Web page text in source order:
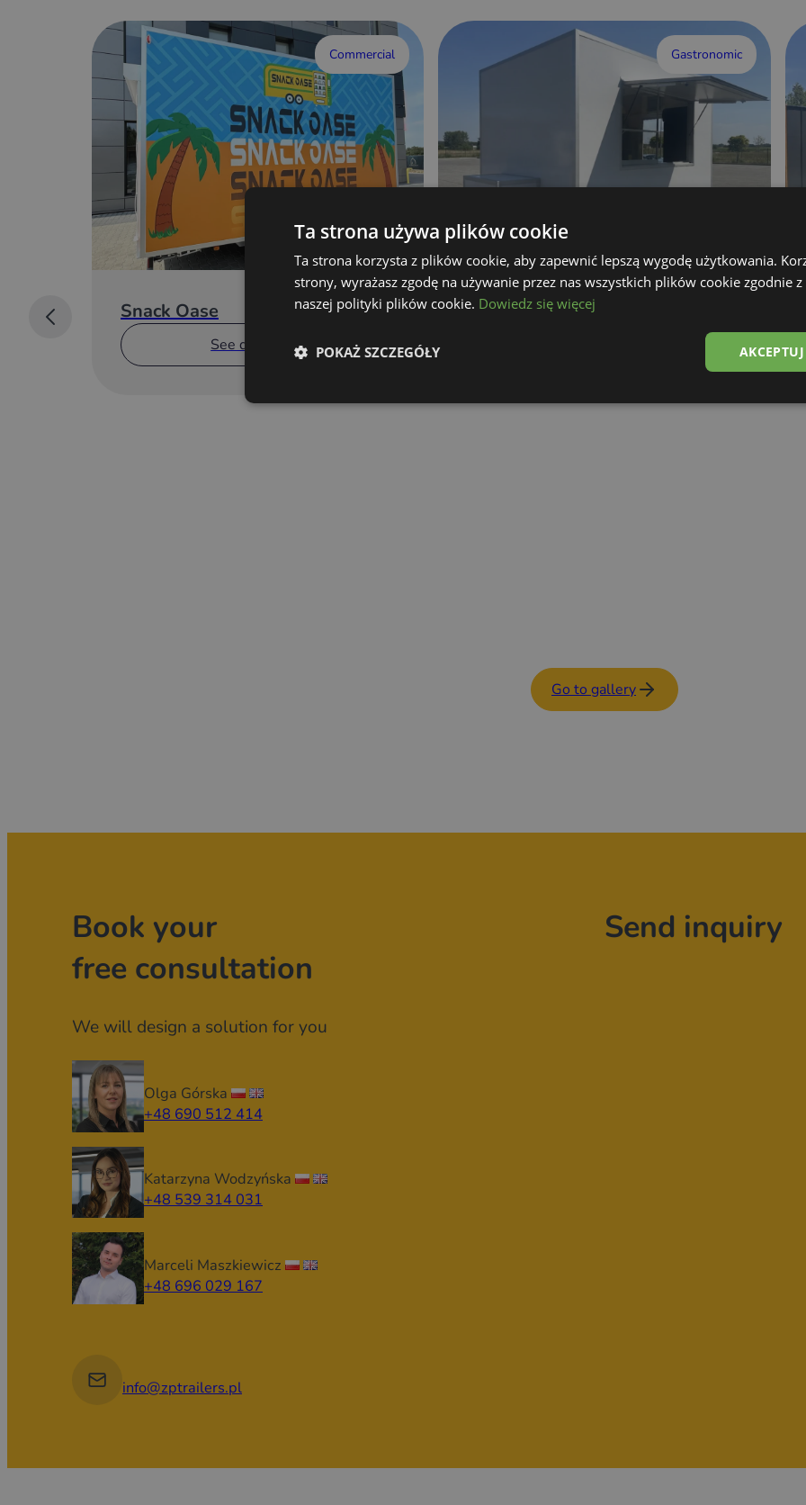
Commercial
Snack Oase
See details
Gastronomic
Food Trailer
Go to gallery
Book your
free consultation
We will design a solution for you
Olga Górska
+48 690 512 414
Katarzyna Wodzyńska
+48 539 314 031
Marceli Maszkiewicz
+48 696 029 167
info@zptrailers.pl
Send inquiry
Ta strona używa plików cookie
Ta strona korzysta z plików cookie, aby zapewnić lepszą wygodę użytkowania.
strony, wyrażasz zgodę na używanie przez nas wszystkich plików cookie zgodnie
naszej polityki plików cookie. Dowiedz się więcej
POKAŻ SZCZEGÓŁY